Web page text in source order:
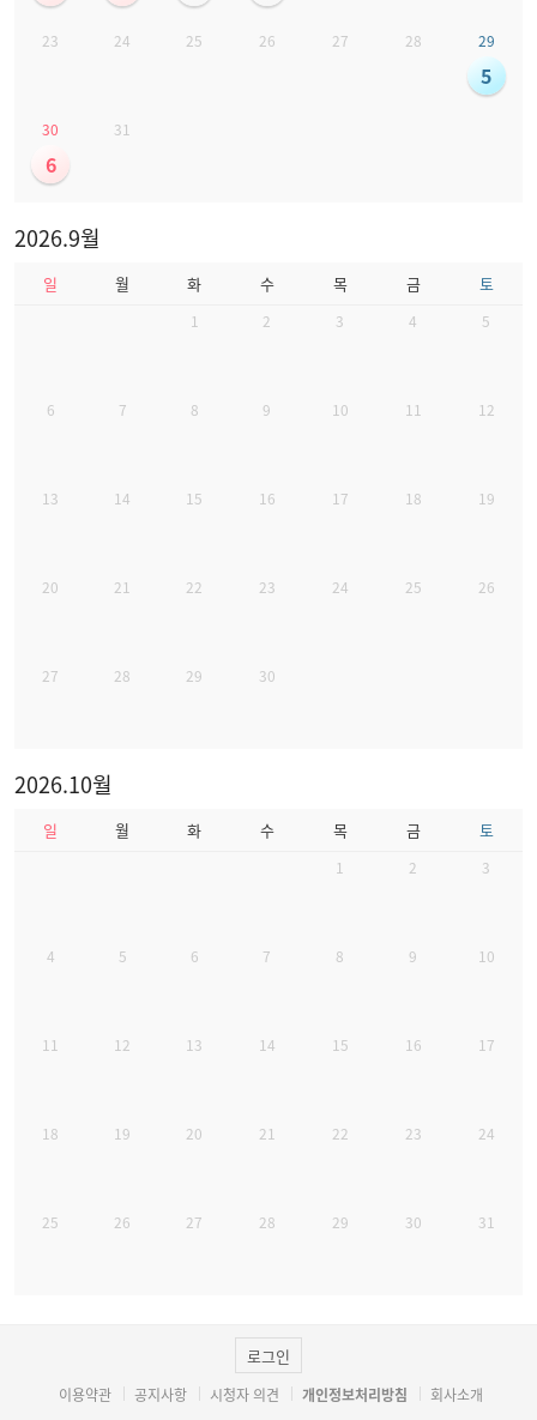
23 24 25 26 27 28 29
5
30
6
31
2026.9월
일 월 화 수 목 금 토
1 2 3 4 5
6 7 8 9 10 11 12
13 14 15 16 17 18 19
20 21 22 23 24 25 26
27 28 29 30
2026.10월
일 월 화 수 목 금 토
1 2 3
4 5 6 7 8 9 10
11 12 13 14 15 16 17
18 19 20 21 22 23 24
25 26 27 28 29 30 31
로그인
이용약관 공지사항 시청자 의견 개인정보처리방침
회사소개